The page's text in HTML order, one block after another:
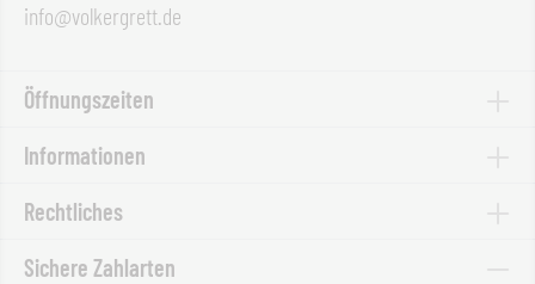
info@volkergrett.de
Öffnungszeiten
Informationen
Rechtliches
Sichere Zahlarten